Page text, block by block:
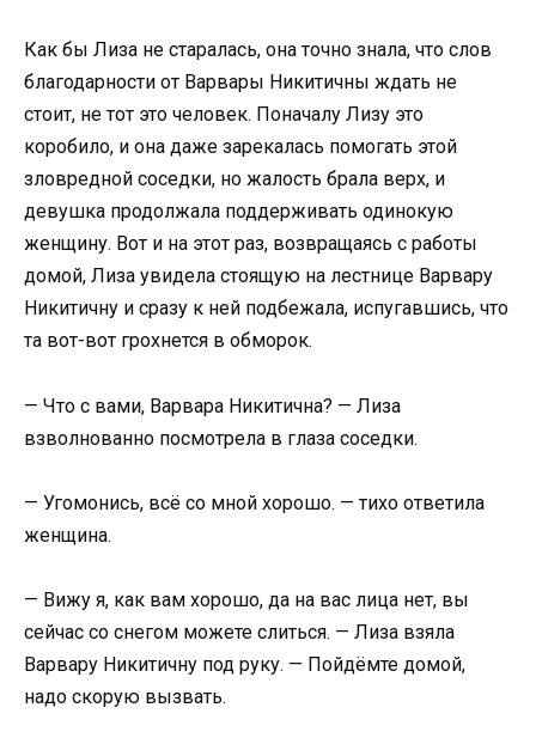
Как бы Лиза не старалась, она точно знала, что слов
благодарности от Варвары Никитичны ждать не
стоит, не тот это человек. Поначалу Лизу это
коробило, и она даже зарекалась помогать этой
зловредной соседки, но жалость брала верх, и
девушка продолжала поддерживать одинокую
женщину. Вот и на этот раз, возвращаясь с работы
домой, Лиза увидела стоящую на лестнице Варвару
Никитичну и сразу к ней подбежала, испугавшись, что
та вот-вот грохнется в обморок.
— Что с вами, Варвара Никитична? — Лиза
взволнованно посмотрела в глаза соседки.
— Угомонись, всё со мной хорошо. — тихо ответила
женщина.
— Вижу я, как вам хорошо, да на вас лица нет, вы
сейчас со снегом можете слиться. — Лиза взяла
Варвару Никитичну под руку. — Пойдёмте домой,
надо скорую вызвать.